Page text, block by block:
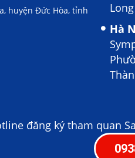
huyện Đức Hòa, tỉnh
Hà
đăng ký tham quan